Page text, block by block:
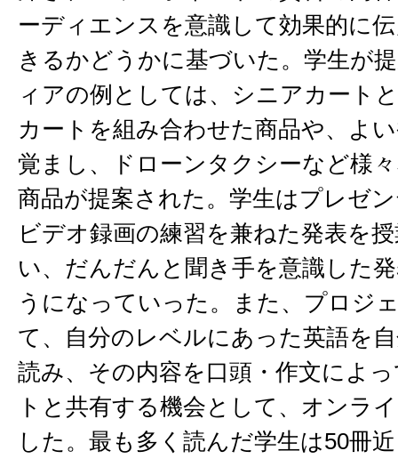
ーディエンスを意識して効果的に
きるかどうかに基づいた。学生が
ィアの例としては、シニアカート
カートを組み合わせた商品や、よ
覚まし、ドローンタクシーなど様
商品が提案された。学生はプレゼ
ビデオ録画の練習を兼ねた発表を
い、だんだんと聞き手を意識した
うになっていった。また、プロジ
て、自分のレベルにあった英語を
読み、その内容を口頭・作文によ
トと共有する機会として、オンラ
した。最も多く読んだ学生は50冊